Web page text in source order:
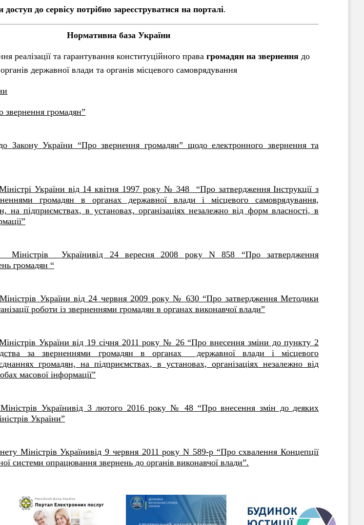
до сервісу потрібно зареєструватися на порталі.
Нормативна база України
реалізації та гарантування конституційного права громадян на зверненнядо
органів державної влади та органів місцевого самоврядування
звернення громадян”
Закону України “Про звернення громадян” щодо електронного звернення та
України від 14 квітня 1997 року № 348 “Про затвердження Інструкції з
громадян в органах державної влади і місцевого самоврядування,
на підприємствах, в установах, організаціях незалежно від форм власності, в
Міністрів Українивід 24 вересня 2008 року N 858 “Про затвердження
громадян “
України від 24 червня 2009 року № 630 “Про затвердження Методики
роботи із зверненнями громадян в органах виконавчої влади”
України від 19 січня 2011 року № 26 “Про внесення зміни до пункту 2
за зверненнями громадян в органах державної влади і місцевого
громадян, на підприємствах, в установах, організаціях незалежно від
масової інформації”
Українивід 3 лютого 2016 року № 48 “Про внесення змін до деяких
України”
Міністрів Українивід 9 червня 2011 року N 589-р “Про схвалення Концепції
системи опрацювання звернень до органів виконавчої влади”.